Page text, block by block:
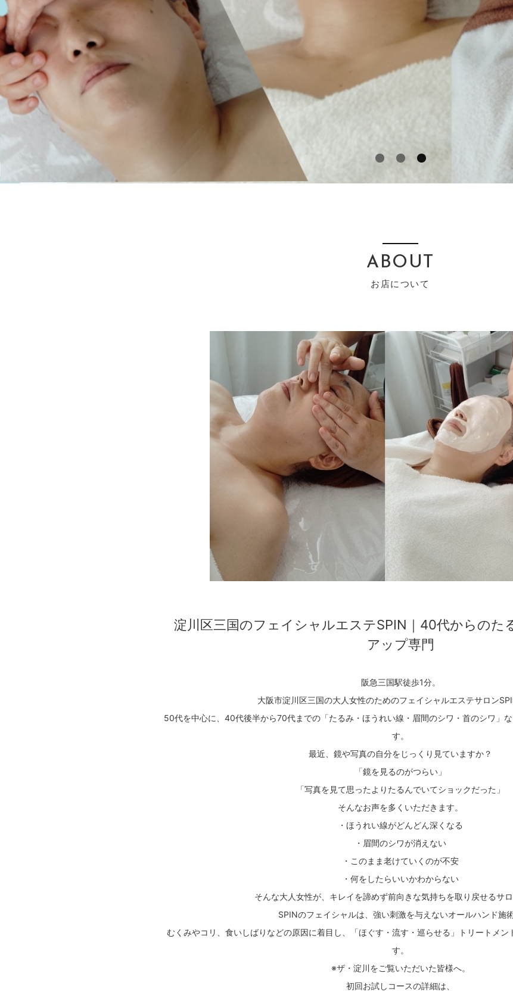
ABOUT
淀川区三国のフェイシャルエステSPIN｜40代からのた
アップ専門
阪急三国駅徒歩1分。
大阪市淀川区三国の大人女性のためのフェイシャルエステサロン
50代を中心に、40代後半から70代までの「たるみ・ほうれい線・眉間のシワ・首のシワ」
す。
最近、鏡や写真の自分をじっくり見ていますか？
「鏡を見るのがつらい」
「写真を見て思ったよりたるんでいてショックだった」
そんなお声を多くいただきます。
・ほうれい線がどんどん深くなる
・眉間のシワが消えない
・このまま老けていくのが不安
・何をしたらいいかわからない
そんな大人女性が、キレイを諦めず前向きな気持ちを取り戻せるサロ
SPINのフェイシャルは、強い刺激を与えないオールハンド施術
むくみやコリ、食いしばりなどの原因に着目し、「ほぐす・流す・巡らせる」トリートメン
す。
※ザ・淀川をご覧いただいた皆様へ。
初回お試しコースの詳細は、